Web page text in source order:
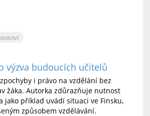
výzva budoucích učitelů
i právo na vzdělání bez
žáka. Autorka zdůrazňuje nutnost
příklad uvádí situaci ve Finsku,
způsobem vzdělávání.